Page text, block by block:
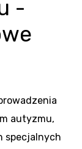
-
autyzmu,
specjalnych